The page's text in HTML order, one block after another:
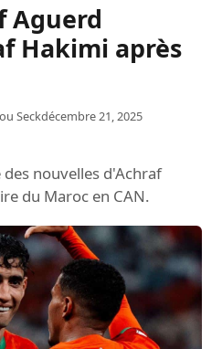
Aguerd
Hakimi après
Seckdécembre 21, 2025
nouvelles d'Achraf
du Maroc en CAN.